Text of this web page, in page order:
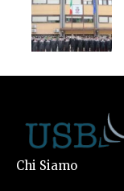
Chi Siamo